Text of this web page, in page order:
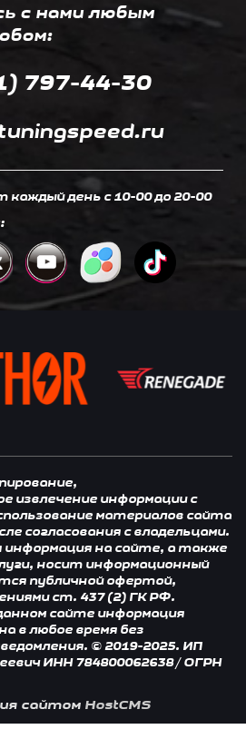
с нами любым
797-44-30
день c 10-00 до 20-00
извлечение информации с
материалов сайта
согласования с владельцами.
информация на сайте, а также
носит информационный
публичной офертой,
ст. 437 (2) ГК РФ.
сайте информация
в любое время без
© 2019-2025. ИП
ИНН 784800062638 / ОГРН
сайтом HostCMS